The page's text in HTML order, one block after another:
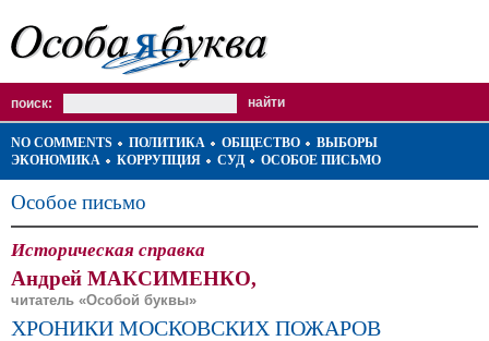
поиск:
NO COMMENTS ПОЛИТИКА ОБЩЕСТВО
ВЫБОРЫ
ЭКОНОМИКА
КОРРУПЦИЯ СУД ОСОБОЕ ПИСЬМО
Особое письмо
Историческая справка
Андрей МАКСИМЕНКО,
читатель «Особой буквы»
ХРОНИКИ МОСКОВСКИХ ПОЖАРОВ